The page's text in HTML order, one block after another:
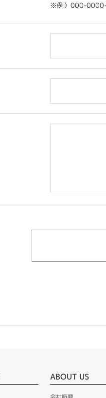
※例）000-
ABOUT US